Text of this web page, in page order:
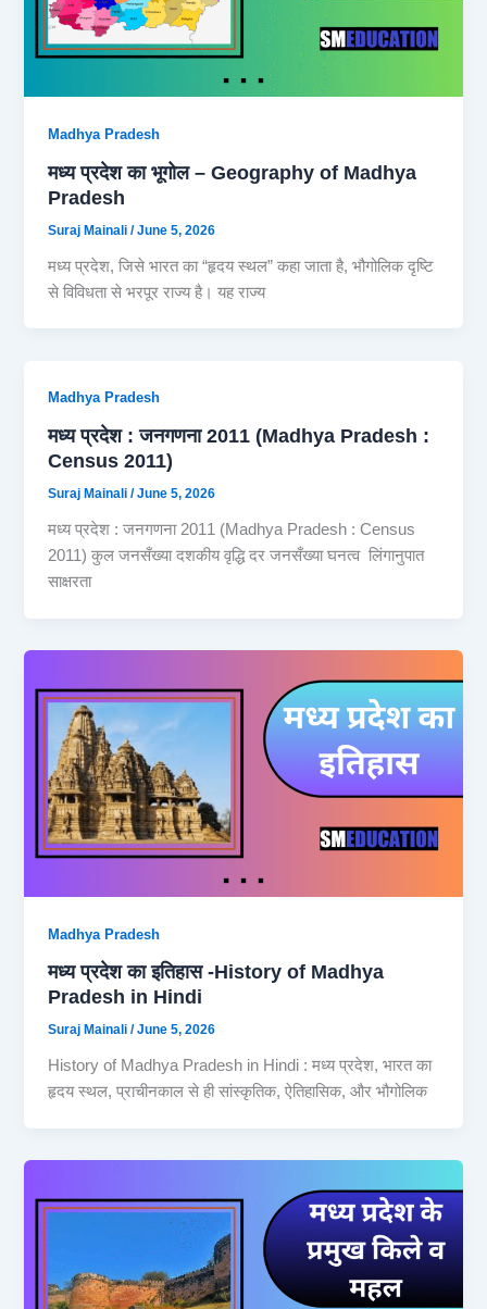
Madhya Pradesh
मध्य प्रदेश का भूगोल – Geography of Madhya
Pradesh
Suraj Mainali/June 5, 2026
मध्य प्रदेश, जिसे भारत का “हृदय स्थल” कहा जाता है, भौगोलिक दृष्टि
से विविधता से भरपूर राज्य है। यह राज्य
Madhya Pradesh
मध्य प्रदेश : जनगणना 2011 (Madhya Pradesh :
Census 2011)
Suraj Mainali/June 5, 2026
मध्य प्रदेश : जनगणना 2011 (Madhya Pradesh : Census
2011) कुल जनसँख्या दशकीय वृद्धि दर जनसँख्या घनत्व लिंगानुपात
साक्षरता
Madhya Pradesh
मध्य प्रदेश का इतिहास -History of Madhya
Pradesh in Hindi
Suraj Mainali/June 5, 2026
History of Madhya Pradesh in Hindi : मध्य प्रदेश, भारत का
हृदय स्थल, प्राचीनकाल से ही सांस्कृतिक, ऐतिहासिक, और भौगोलिक